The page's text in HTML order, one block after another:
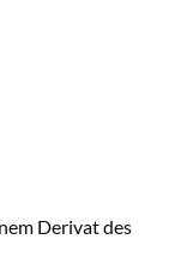
Derivat des